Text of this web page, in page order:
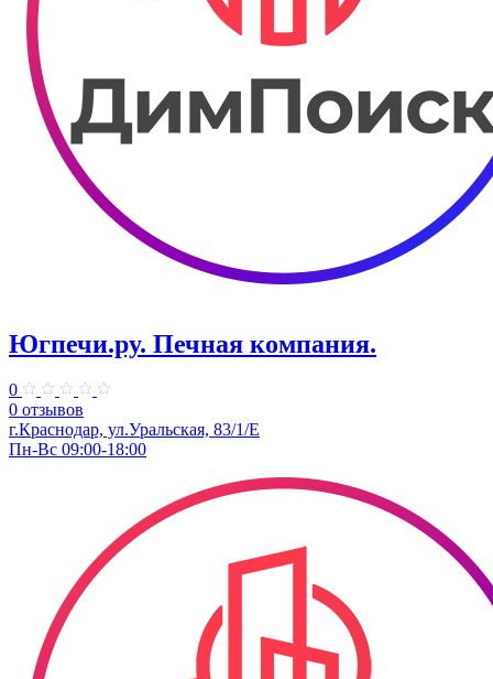
Югпечи.ру. Печная компания.
0
0 отзывов
г.Краснодар, ул.Уральская, 83/1/Е
Пн-Вс 09:00-18:00